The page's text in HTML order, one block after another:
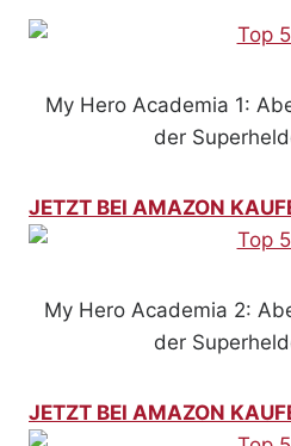
My Hero Academia 1:
der
JETZT BEI AMAZON
My Hero Academia 2:
der
JETZT BEI AMAZON